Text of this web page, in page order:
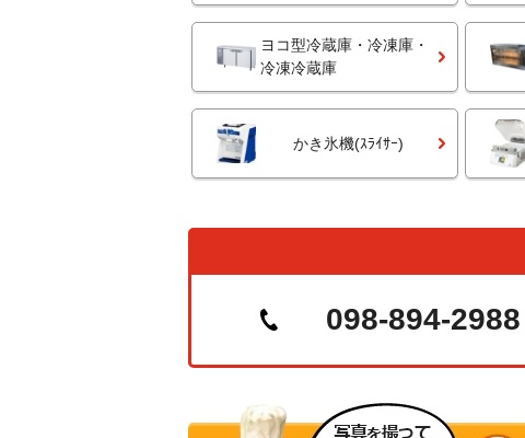
ヨコ型冷蔵庫・冷凍庫・
冷凍冷蔵庫
かき氷機(ｽﾗｲｻｰ)
098-894-2988